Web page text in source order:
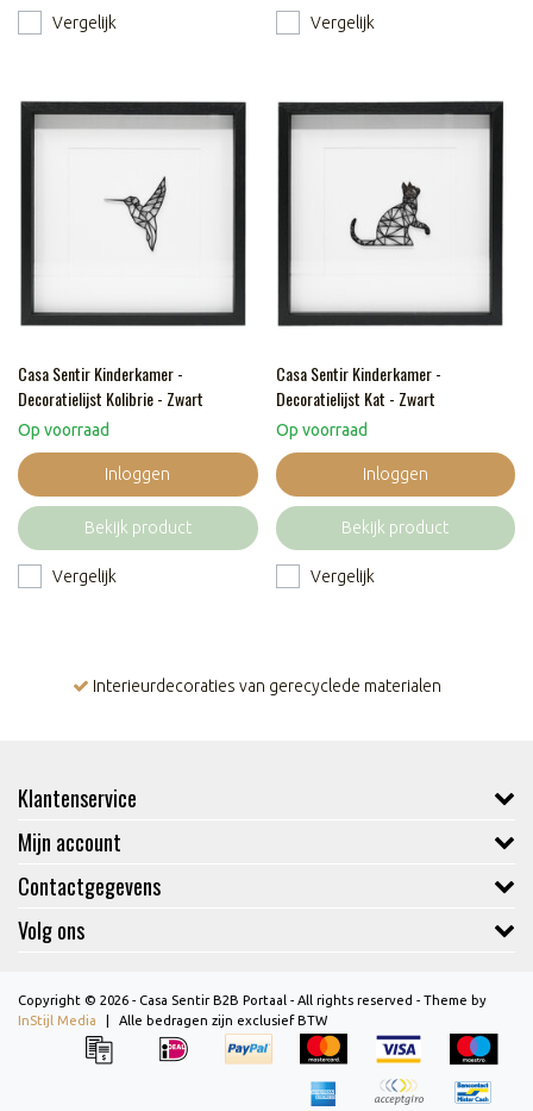
Vergelijk Vergelijk
Casa Sentir Kinderkamer -
Decoratielijst Kolibrie - Zwart
Op voorraad
Inloggen
Bekijk product
Vergelijk
Casa Sentir Kinderkamer -
Decoratielijst Kat - Zwart
Op voorraad
Inloggen
Bekijk product
Vergelijk
Interieurdecoraties van gerecyclede materialen
Klantenservice
Mijn account
Contactgegevens
Volg ons
Copyright © 2026 - Casa Sentir B2B Portaal - All rights reserved - Theme by
InStijl Media
Alle bedragen zijn exclusief BTW